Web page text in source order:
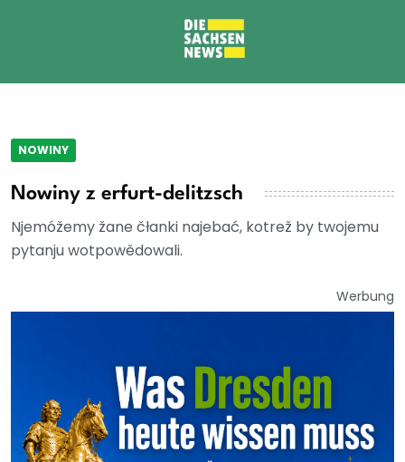
NOWINY
Nowiny z erfurt-delitzsch
Njemóžemy žane čłanki najebać, kotrež by twojemu
pytanju wotpowědowali.
Werbung